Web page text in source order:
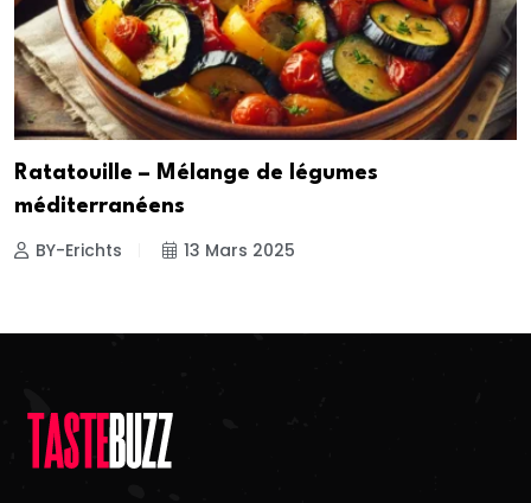
Ratatouille – Mélange de légumes
méditerranéens
BY-Erichts 13 Mars 2025